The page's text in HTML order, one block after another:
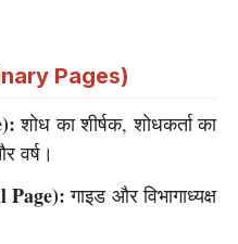
Pages)
शोध का शीर्षक, शोधकर्ता का
वर्ष।
Page): गाइड और विभागाध्यक्ष